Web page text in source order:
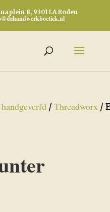
8, 9301 LA Roden
handgeverfd/Threadworx/